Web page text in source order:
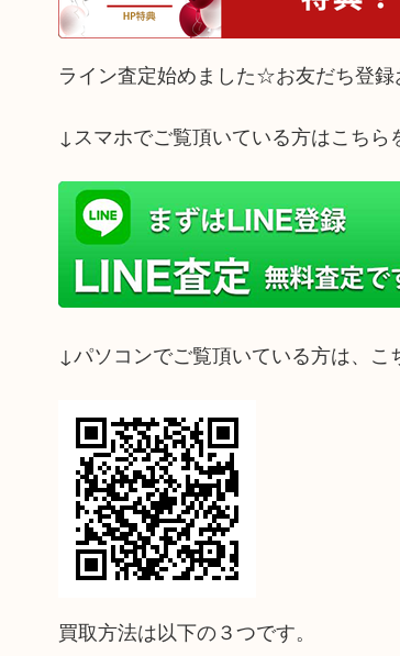
ライン査定始めました☆お友だち登
↓スマホでご覧頂いている方はこちら
↓パソコンでご覧頂いている方は、
買取方法は以下の３つです。